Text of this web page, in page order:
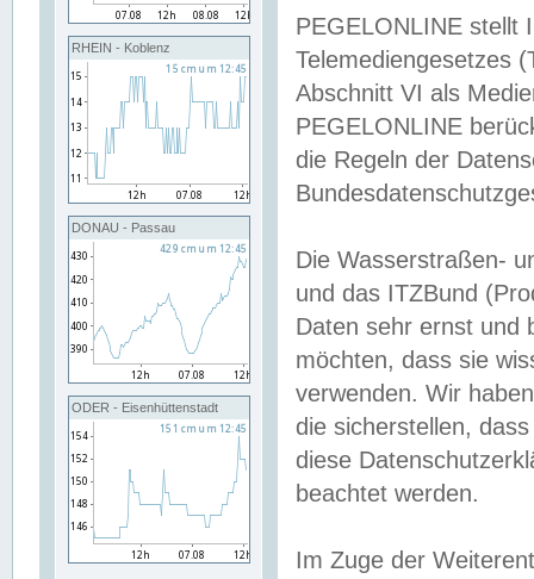
RHEIN - Koblenz
DONAU - Passau
ODER - Eisenhüttenstadt
PEGELONLINE stellt
Telemediengesetzes
Abschnitt VI als
PEGELONLINE
die Regeln der
Die Wasserstraßen-
und das ITZBund
Daten sehr ernst und
möchten, dass sie
verwenden. Wir
die sicherstellen,
diese
beachtet werden.
Im Zuge der